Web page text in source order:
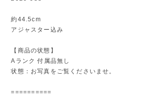
約44.5cm
アジャスター込み
【商品の状態】
Aランク 付属品無し
状態：お写真をご覧くださいませ。
==========